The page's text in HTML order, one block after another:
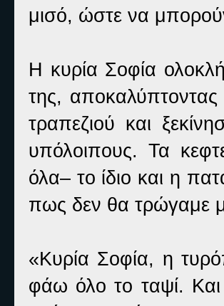
μισό, ώστε να
Η κυρία Σοφία
της,
τραπεζιού και
υπόλοιπους. Τα
όλα– το ίδιο και η
πως δεν θα τρώγαμε
«Κυρία Σοφία, η
φάω όλο το ταψί.